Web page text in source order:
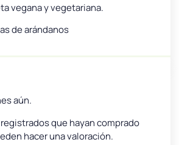
vegana y vegetariana.
de arándanos
aún.
que hayan comprado
hacer una valoración.